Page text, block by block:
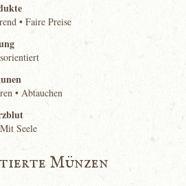
• Faire Preise
• Abtauchen
Seele
Münzen